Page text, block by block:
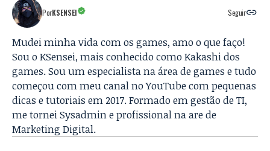
PorKSENSEI Seguir
Mudei minha vida com os games, amo o que faço!
Sou o KSensei, mais conhecido como Kakashi dos
games. Sou um especialista na área de games e tudo
começou com meu canal no YouTube com pequenas
dicas e tutoriais em 2017. Formado em gestão de TI,
me tornei Sysadmin e profissional na are de
Marketing Digital.